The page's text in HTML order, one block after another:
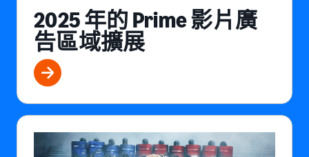
2025 年的 Prime 影片廣
告區域擴展